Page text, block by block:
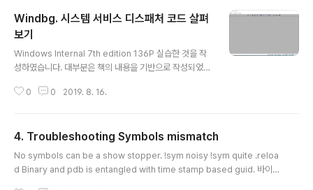
venient easy and a game changer. But it has many limitations. Mo
st of ..
Windbg. 시스템 서비스 디스패처 코드 살펴
보기
Windows Internal 7th edition 136P 실습한 것을 작
성하였습니다. 대부분은 책의 내용을 기반으로 작성되었습
Windows Internal, 커널, Windbg 공부에 도움될 것으
r/book/windows-internals7-vol1 Open Windbg
File - Open Executable System32 폴더에서 notep
ad.exe - Open Notepad 가 실행되고, Debugger는
0 0 2019. 8. 16.
4. Troubleshooting Symbols mismatch
No symbols can be a show stopper. !sym noisy !sym quite .reloa
d Binary and pdb is entangled with time stamp based guid. 바이너